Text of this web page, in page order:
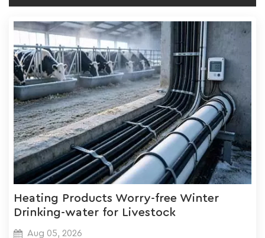
Heating Products Worry‑free Winter
Drinking‑water for Livestock
Aug 05, 2026